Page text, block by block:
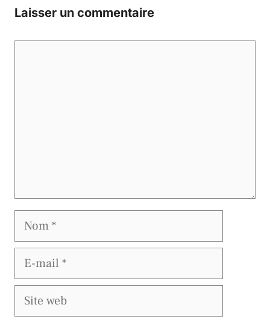
Laisser un commentaire
Nom
E-
Site